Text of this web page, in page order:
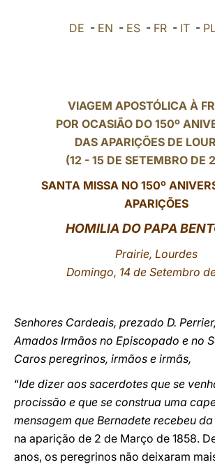
DE - EN - ES - FR - IT -
VIAGEM APOSTÓLICA À
POR OCASIÃO DO 150º
DAS APARIÇÕES DE
(12 - 15 DE SETEMBRO DE
SANTA MISSA NO 150º
APARIÇÕES
HOMILIA DO PAPA
Prairie, Lourdes
Domingo, 14 de Setembro
Senhores Cardeais, prezado D. Perrier,
Amados Irmãos no Episcopado e no
Caros peregrinos, irmãos e irmãs,
“Ide dizer aos sacerdotes que se
procissão e que se construa uma
mensagem que Bernadete recebeu
na aparição de 2 de Março de 1858.
anos, os peregrinos não deixaram